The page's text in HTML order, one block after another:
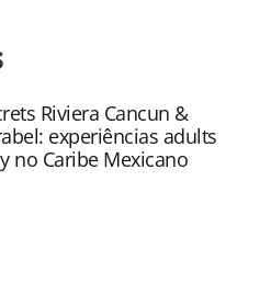
mercado/destinos/2021/12/
para-a-
oferecidas na
pela PANROTAS
brasileira sobre direito
sem autorização da
Riviera Cancun &
experiências adults
no Caribe Mexicano